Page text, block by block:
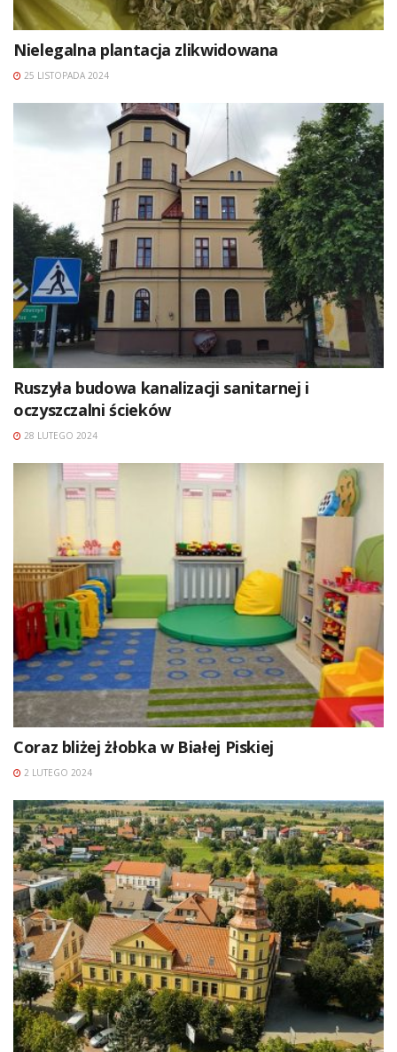
Nielegalna plantacja zlikwidowana
25 LISTOPADA 2024
Ruszyła budowa kanalizacji sanitarnej i
oczyszczalni ścieków
28 LUTEGO 2024
Coraz bliżej żłobka w Białej Piskiej
2 LUTEGO 2024